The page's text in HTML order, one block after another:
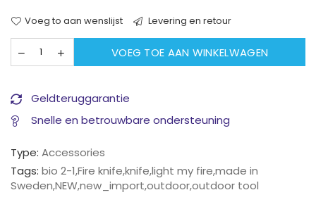
Voeg to aan wenslijst Levering en retour
VOEG TOE AAN WINKELWAGEN
Geldteruggarantie
Snelle en betrouwbare ondersteuning
Type: Accessories
Tags: bio 2-1,Fire knife,knife,light my fire,made in
Sweden,NEW,new_import,outdoor,outdoor tool